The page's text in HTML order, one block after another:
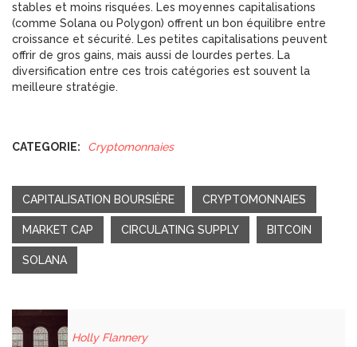
stables et moins risquées. Les moyennes capitalisations
(comme Solana ou Polygon) offrent un bon équilibre entre
croissance et sécurité. Les petites capitalisations peuvent
offrir de gros gains, mais aussi de lourdes pertes. La
diversification entre ces trois catégories est souvent la
meilleure stratégie.
CATEGORIE: Cryptomonnaies
CAPITALISATION BOURSIÈRE CRYPTOMONNAIES
MARKET CAP CIRCULATING SUPPLY BITCOIN
SOLANA
Holly Flannery